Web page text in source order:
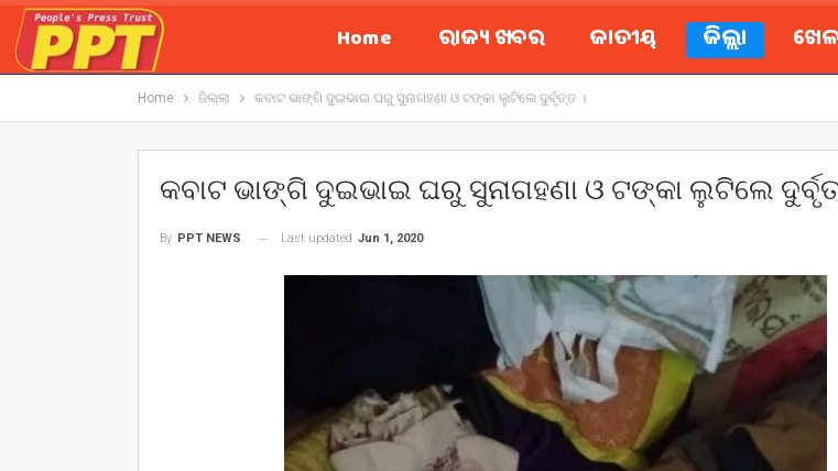
Home ରାଜ୍ୟ ଖବର ଜାତୀୟ ଜିଲ୍ଲା
Home ଜିଲ୍ଲା କବାଟ ଭାଙ୍ଗି ଦୁଇଭାଇ ଘରୁ ସୁନାଗହଣା ଓ ଟଙ୍କା ଲୁଟିଲେ ଦୁର୍ବୃତ୍ତ ।
କବାଟ ଭାଙ୍ଗି ଦୁଇଭାଇ ଘରୁ ସୁନାଗହଣା ଓ ଟଙ୍କା ଲୁଟିଲେ
By PPT NEWS Last updated Jun 1, 2020